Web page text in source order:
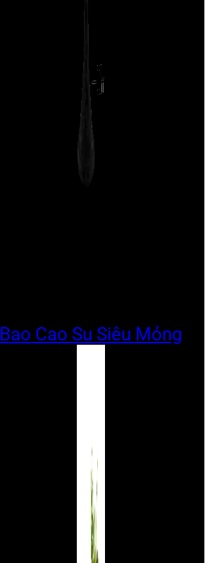
Bao Cao Su Siêu Mỏng